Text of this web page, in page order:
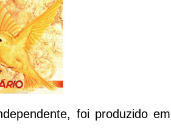
foi produzido em